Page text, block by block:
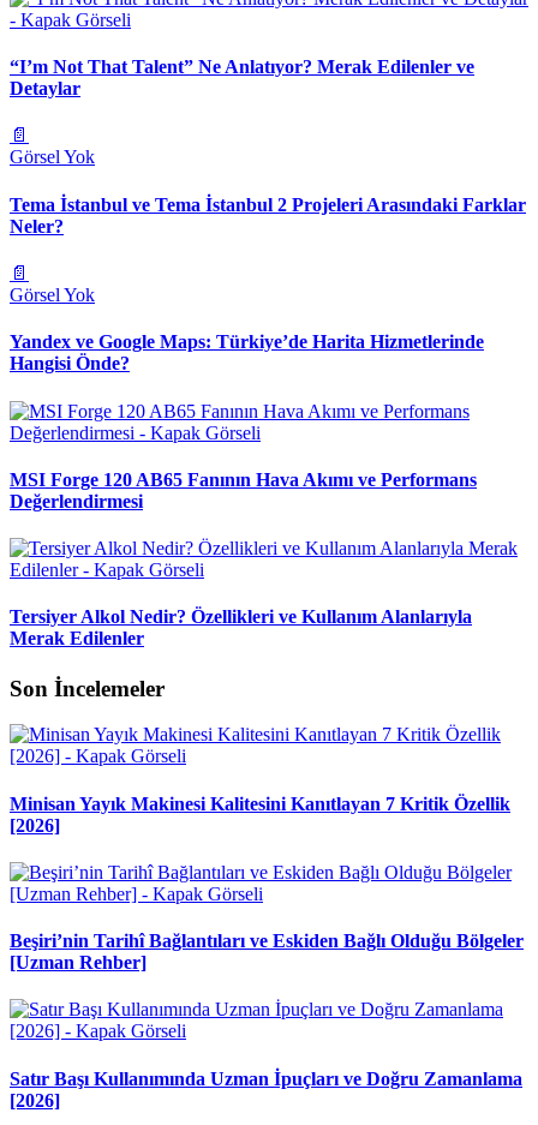
“I’m Not That Talent” Ne Anlatıyor? Merak Edilenler ve
Detaylar
📄
Görsel Yok
Tema İstanbul ve Tema İstanbul 2 Projeleri Arasındaki Farklar
Neler?
📄
Görsel Yok
Yandex ve Google Maps: Türkiye’de Harita Hizmetlerinde
Hangisi Önde?
MSI Forge 120 AB65 Fanının Hava Akımı ve Performans
Değerlendirmesi
Tersiyer Alkol Nedir? Özellikleri ve Kullanım Alanlarıyla
Merak Edilenler
Son İncelemeler
Minisan Yayık Makinesi Kalitesini Kanıtlayan 7 Kritik Özellik
[2026]
Beşiri’nin Tarihî Bağlantıları ve Eskiden Bağlı Olduğu Bölgeler
[Uzman Rehber]
Satır Başı Kullanımında Uzman İpuçları ve Doğru Zamanlama
[2026]